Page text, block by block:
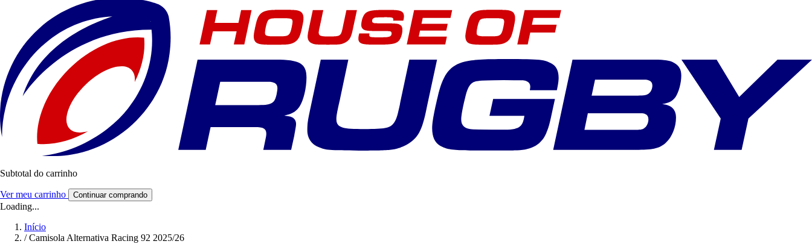
Subtotal do carrinho
Ver meu carrinho Continuar comprando
Loading...
Início
/ Camisola Alternativa Racing 92 2025/26